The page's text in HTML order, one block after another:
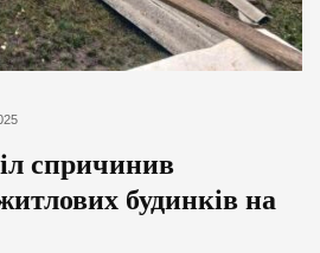
спричинив
будинків на